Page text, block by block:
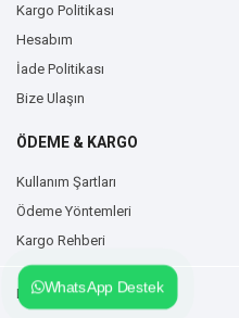
Kargo Politikası
Hesabım
İade Politikası
Bize Ulaşın
ÖDEME & KARGO
Kullanım Şartları
Ödeme Yöntemleri
Kargo Rehberi
Duvarzemin.com © 2026
WhatsApp Destek